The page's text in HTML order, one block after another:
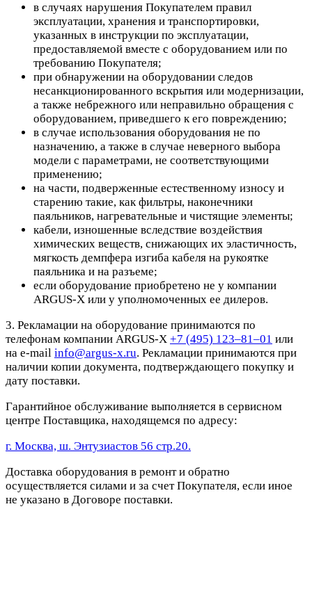
в случаях нарушения Покупателем правил
эксплуатации, хранения и транспортировки,
указанных в инструкции по эксплуатации,
предоставляемой вместе с оборудованием или по
требованию Покупателя;
при обнаружении на оборудовании следов
несанкционированного вскрытия или модернизации,
а также небрежного или неправильно обращения с
оборудованием, приведшего к его повреждению;
в случае использования оборудования не по
назначению, а также в случае неверного выбора
модели с параметрами, не соответствующими
применению;
на части, подверженные естественному износу и
старению такие, как фильтры, наконечники
паяльников, нагревательные и чистящие элементы;
кабели, изношенные вследствие воздействия
химических веществ, снижающих их эластичность,
мягкость демпфера изгиба кабеля на рукоятке
паяльника и на разъеме;
если оборудование приобретено не у компании
ARGUS-X или у уполномоченных ее дилеров.
3. Рекламации на оборудование принимаются по
телефонам компании ARGUS-X +7 (495) 123–81–01 или
на e-mail info@argus-x.ru. Рекламации принимаются при
наличии копии документа, подтверждающего покупку и
дату поставки.
Гарантийное обслуживание выполняется в сервисном
центре Поставщика, находящемся по адресу:
г. Москва, ш. Энтузиастов 56 стр.20.
Доставка оборудования в ремонт и обратно
осуществляется силами и за счет Покупателя, если иное
не указано в Договоре поставки.